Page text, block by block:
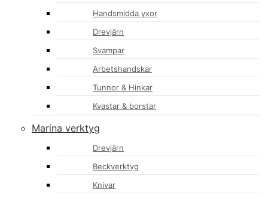
Handsmidda yxor
Drevjärn
Svampar
Arbetshandskar
Tunnor & Hinkar
Kvastar & borstar
Marina verktyg
Drevjärn
Beckverktyg
Knivar